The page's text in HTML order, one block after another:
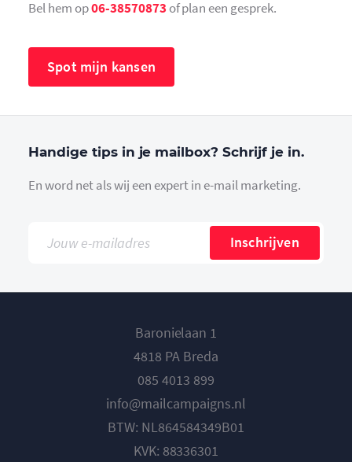
Bel hem op06-38570873 of plan een gesprek.
Spot mijn kansen
Handige tips in je mailbox? Schrijf je in.
En word net als wij een expert in e-mail marketing.
Inschrijven
Baronielaan 1
4818 PA Breda
085 4013 899
info@mailcampaigns.nl
BTW: NL864584349B01
KVK: 88336301